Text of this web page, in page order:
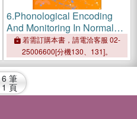
6.Phonological Encoding
And Monitoring In Normal
And Pathological Speech
若需訂購本書，請電洽客服 02-
25006600[分機130、131]。
6 筆
1 頁